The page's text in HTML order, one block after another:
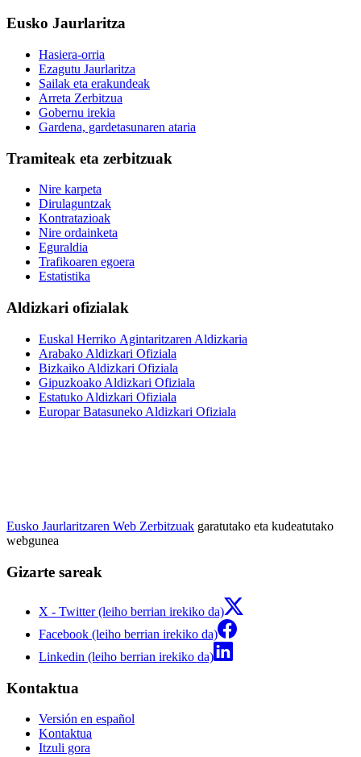
Eusko Jaurlaritza
Hasiera-orria
Ezagutu Jaurlaritza
Sailak eta erakundeak
Arreta Zerbitzua
Gobernu irekia
Gardena, gardetasunaren ataria
Tramiteak eta zerbitzuak
Nire karpeta
Dirulaguntzak
Kontratazioak
Nire ordainketa
Eguraldia
Trafikoaren egoera
Estatistika
Aldizkari ofizialak
Euskal Herriko Agintaritzaren Aldizkaria
Arabako Aldizkari Ofiziala
Bizkaiko Aldizkari Ofiziala
Gipuzkoako Aldizkari Ofiziala
Estatuko Aldizkari Ofiziala
Europar Batasuneko Aldizkari Ofiziala
Eusko Jaurlaritzaren Web Zerbitzuak garatutako eta kudeatutako
webgunea
Gizarte sareak
X - Twitter (leiho berrian irekiko da)
Facebook (leiho berrian irekiko da)
Linkedin (leiho berrian irekiko da)
Kontaktua
Versión en español
Kontaktua
Itzuli gora